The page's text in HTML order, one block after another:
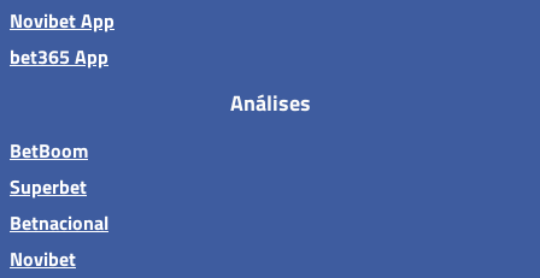
Novibet App
bet365 App
Análises
BetBoom
Superbet
Betnacional
Novibet